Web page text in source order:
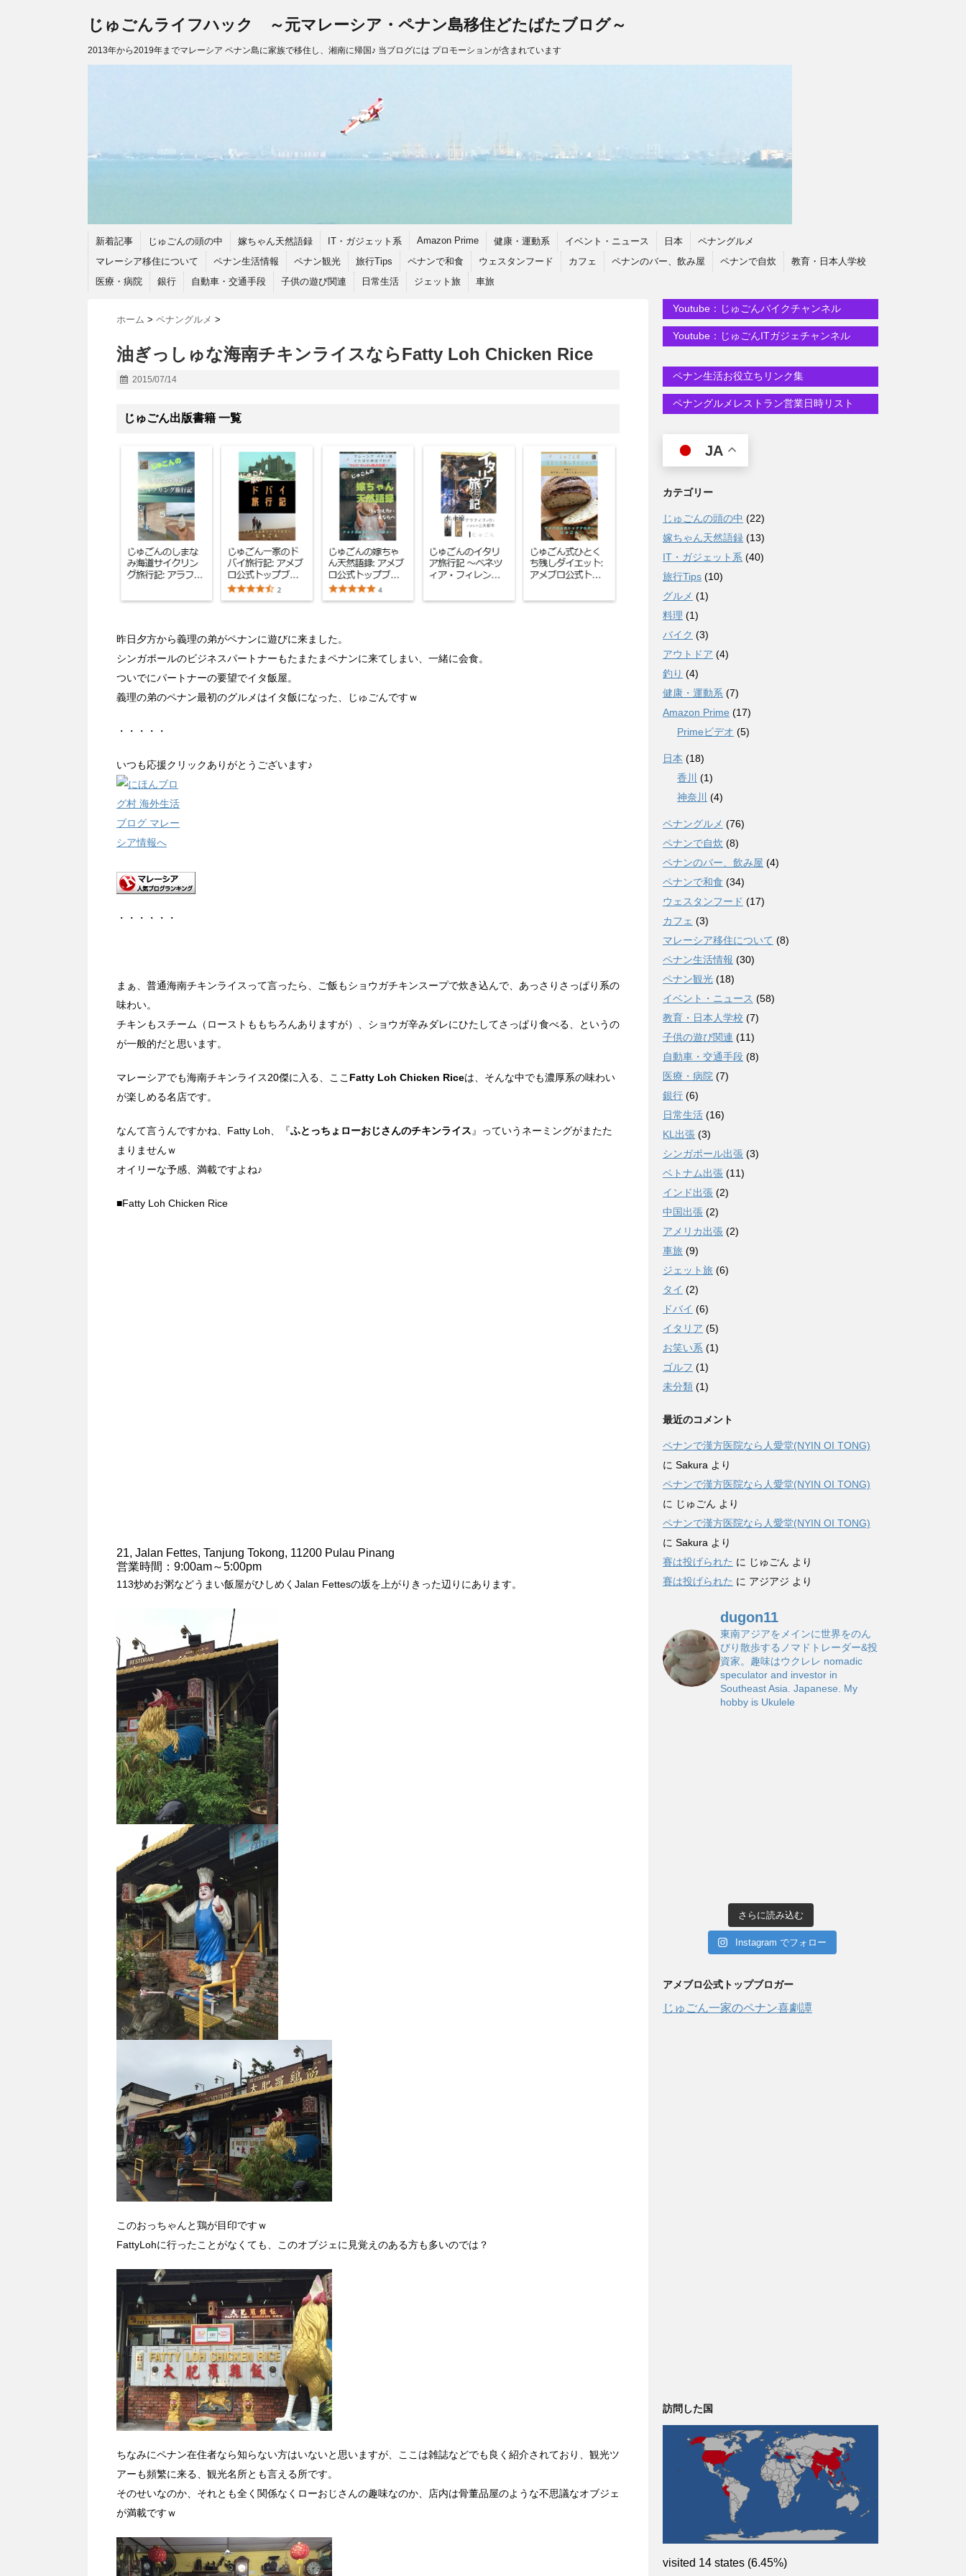
じゅごんライフハック ～元マレーシア・ペナン島移住どたばたブログ～
2013年から2019年までマレーシア ペナン島に家族で移住し、湘南に帰国♪ 当ブログには プロモーションが含まれています
新着記事 じゅごんの頭の中 嫁ちゃん天然語録 IT・ガジェット系 Amazon Prime 健康・運動系 イベント・ニュース 日本
ペナングルメ
マレーシア移住について
ペナン生活情報 ペナン観光 旅行Tips ペナンで和食 ウェスタンフード カフェ ペナンのバー、飲み屋 ペナンで自炊
教育・日本人学校
医療・病院
銀行 自動車・交通手段 子供の遊び関連 日常生活 ジェット旅 車旅
ホーム > ペナングルメ >
油ぎっしゅな海南チキンライスならFatty Loh Chicken Rice
2015/07/14
じゅごん出版書籍 一覧
昨日夕方から義理の弟がペナンに遊びに来ました。
シンガポールのビジネスパートナーもたまたまペナンに来てしまい、一緒に会食。
ついでにパートナーの要望でイタ飯屋。
義理の弟のペナン最初のグルメはイタ飯になった、じゅごんですｗ
・・・・・
いつも応援クリックありがとうございます♪
・・・・・・
まぁ、普通海南チキンライスって言ったら、ご飯もショウガチキンスープで炊き込んで、あっさりさっぱり系の
味わい。
チキンもスチーム（ローストももちろんありますが）、ショウガ辛みダレにひたしてさっぱり食べる、というの
が一般的だと思います。
マレーシアでも海南チキンライス20傑に入る、ここ Fatty Loh Chicken Riceは、そんな中でも濃厚系の味わい
が楽しめる名店です。
なんて言うんですかね、Fatty Loh、『ふとっちょローおじさんのチキンライス』っていうネーミングがまたた
まりませんｗ
オイリーな予感、満載ですよね♪
■Fatty Loh Chicken Rice
21, Jalan Fettes, Tanjung Tokong, 11200 Pulau Pinang
営業時間：9:00am～5:00pm
113炒めお粥などうまい飯屋がひしめくJalan Fettesの坂を上がりきった辺りにあります。
このおっちゃんと鶏が目印ですｗ
FattyLohに行ったことがなくても、このオブジェに見覚えのある方も多いのでは？
ちなみにペナン在住者なら知らない方はいないと思いますが、ここは雑誌などでも良く紹介されており、観光ツ
アーも頻繁に来る、観光名所とも言える所です。
そのせいなのか、それとも全く関係なくローおじさんの趣味なのか、店内は骨董品屋のような不思議なオブジェ
が満載ですｗ
Youtube：じゅごんバイクチャンネル
Youtube：じゅごんITガジェチャンネル
ペナン生活お役立ちリンク集
ペナングルメレストラン営業日時リスト
JA
カテゴリー
じゅごんの頭の中 (22)
嫁ちゃん天然語録 (13)
IT・ガジェット系 (40)
旅行Tips (10)
グルメ (1)
料理 (1)
バイク (3)
アウトドア (4)
釣り (4)
健康・運動系 (7)
Amazon Prime (17)
Primeビデオ (5)
日本 (18)
香川
(1)
神奈川
(4)
ペナングルメ (76)
ペナンで自炊 (8)
ペナンのバー、飲み屋 (4)
ペナンで和食 (34)
ウェスタンフード (17)
カフェ (3)
マレーシア移住について (8)
ペナン生活情報 (30)
ペナン観光 (18)
イベント・ニュース (58)
教育・日本人学校 (7)
子供の遊び関連 (11)
自動車・交通手段 (8)
医療・病院 (7)
銀行 (6)
日常生活 (16)
KL出張 (3)
シンガポール出張 (3)
ベトナム出張 (11)
インド出張 (2)
中国出張 (2)
アメリカ出張 (2)
車旅 (9)
ジェット旅 (6)
タイ (2)
ドバイ (6)
イタリア (5)
お笑い系 (1)
ゴルフ (1)
未分類 (1)
最近のコメント
ペナンで漢方医院なら人愛堂(NYIN OI TONG)
に Sakura より
ペナンで漢方医院なら人愛堂(NYIN OI TONG)
に じゅごん より
ペナンで漢方医院なら人愛堂(NYIN OI TONG)
に Sakura より
賽は投げられた に じゅごん より
賽は投げられた に アジアジ より
dugon11
東南アジアをメインに世界をのん
びり散歩するノマドトレーダー&投
資家。趣味はウクレレ nomadic
speculator and investor in
Southeast Asia. Japanese. My
hobby is Ukulele
さらに読み込む
Instagram でフォロー
アメブロ公式トップブロガー
じゅごん一家のペナン喜劇譚
訪問した国
visited 14 states (6.45%)